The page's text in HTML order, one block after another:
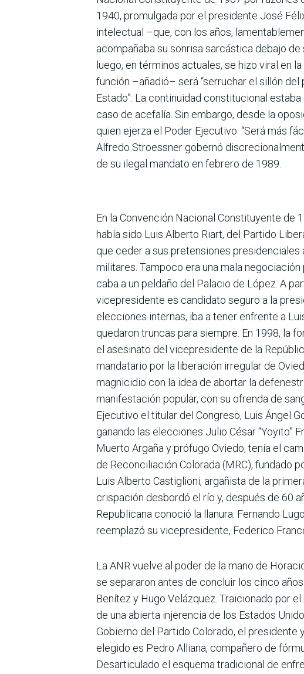
1940, pro­mulgada por el presidente José
intelectual –que, con los años,
acompa­ñaba su sonrisa sarcástica debajo
luego, en términos actuales, se hizo viral en
función –añadió– será “serruchar el sillón
Estado”. La continuidad cons­titucional
caso de acefalía. Sin embargo, desde la
quien ejerza el Poder Ejecutivo. “Será más
Alfredo Stroessner gobernó
de su ilegal mandato en febrero de 1989.
En la Convención Nacional Constituyente de
había sido Luis Alberto Riart, del Partido
que ceder a sus pretensiones
militares. Tampoco era una mala
caba a un peldaño del Palacio de López. A
vicepresidente es candidato seguro a la
elecciones internas, iba a tener enfrente a
quedaron truncas para siempre. En 1998, la
el asesinato del vicepresidente de la
mandatario por la liberación irregular de
magnicidio con la idea de abortar la
manifestación popular, con su ofrenda de
Ejecutivo el titu­lar del Congreso, Luis Ángel
ganando las elecciones Julio César “Yoyito”
Muerto Argaña y prófugo Oviedo, tenía el
de Reconciliación Colorada (MRC), fundado
Luis Alberto Castiglioni, argañista de la
crispación desbordó el río y, después de 60
Republicana conoció la llanura. Fernando
reemplazó su vicepresidente, Federico
La ANR vuelve al poder de la mano de
se separaron antes de concluir los cinco
Benítez y Hugo Velázquez. Traicionado por
de una abierta injerencia de los Estados
Gobierno del Partido Colorado, el presidente
elegido es Pedro Alliana, compañero de
Desarticulado el esquema tradicional de